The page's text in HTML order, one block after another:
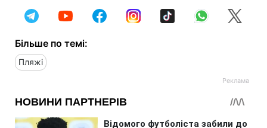
Більше по темі:
Пляжі